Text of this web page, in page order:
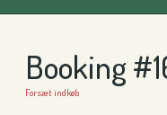
Booking
Forsæt indkøb